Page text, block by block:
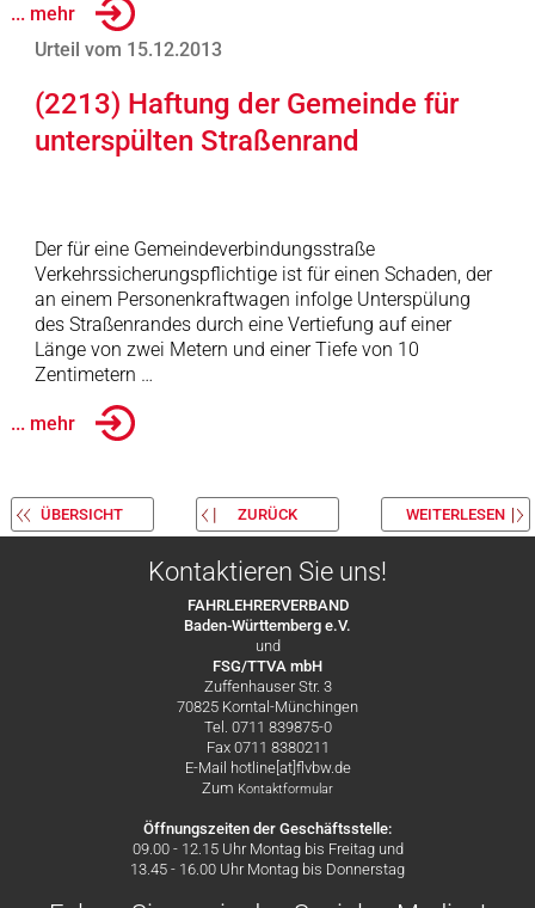
... mehr
Urteil vom 15.12.2013
(2213) Haftung der Gemeinde für
unterspülten Straßenrand
Der für eine Gemeindeverbindungsstraße
Verkehrssicherungspflichtige ist für einen Schaden, der
an einem Personenkraftwagen infolge Unterspülung
des Straßenrandes durch eine Vertiefung auf einer
Länge von zwei Metern und einer Tiefe von 10
Zentimetern …
... mehr
ÜBERSICHT ZURÜCK WEITERLESEN
Kontaktieren Sie uns!
FAHRLEHRERVERBAND
Baden-Württemberg e.V.
und
FSG/TTVA mbH
Zuffenhauser Str. 3
70825 Korntal-Münchingen
Tel. 0711 839875-0
Fax 0711 8380211
E-Mail hotline[at]flvbw.de
Zum Kontaktformular
Öffnungszeiten der Geschäftsstelle:
09.00 - 12.15 Uhr Montag bis Freitag und
13.45 - 16.00 Uhr Montag bis Donnerstag